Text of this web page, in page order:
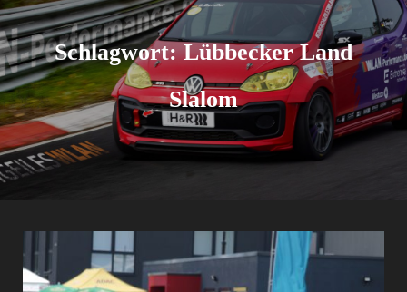
Schlagwort:Lübbecker Land
Slalom